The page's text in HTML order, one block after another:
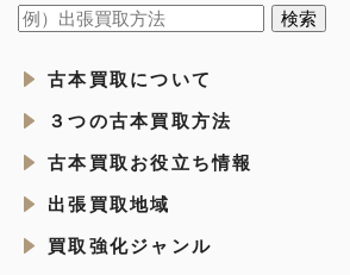
古本買取について
３つの古本買取方法
古本買取お役立ち情報
出張買取地域
買取強化ジャンル